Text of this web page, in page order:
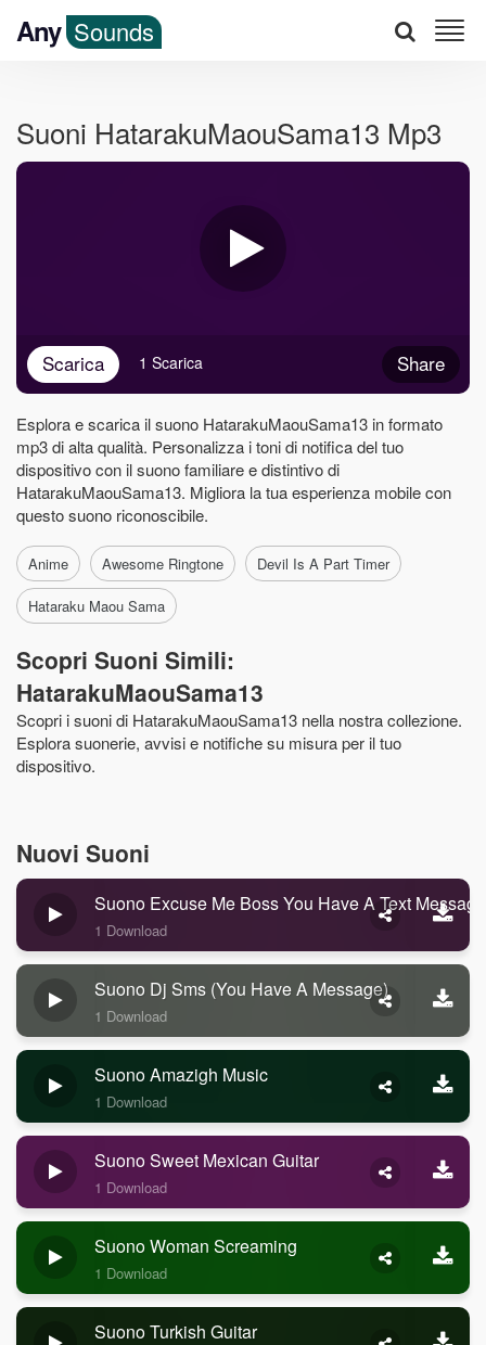
Any Sounds
Suoni HatarakuMaouSama13 Mp3
Scarica Share
1 Scarica
Esplora e scarica il suono HatarakuMaouSama13 in formato
mp3 di alta qualità. Personalizza i toni di notifica del tuo
dispositivo con il suono familiare e distintivo di
HatarakuMaouSama13. Migliora la tua esperienza mobile con
questo suono riconoscibile.
Anime Awesome Ringtone Devil Is A Part Timer
Hataraku Maou Sama
Scopri Suoni Simili:
HatarakuMaouSama13
Scopri i suoni di HatarakuMaouSama13 nella nostra collezione.
Esplora suonerie, avvisi e notifiche su misura per il tuo
dispositivo.
Nuovi Suoni
Suono Excuse Me Boss You Have A Text Message
1 Download
Suono Dj Sms (you Have A Message)
1 Download
Suono Amazigh Music
1 Download
Suono Sweet Mexican Guitar
1 Download
Suono Woman Screaming
1 Download
Suono Turkish Guitar